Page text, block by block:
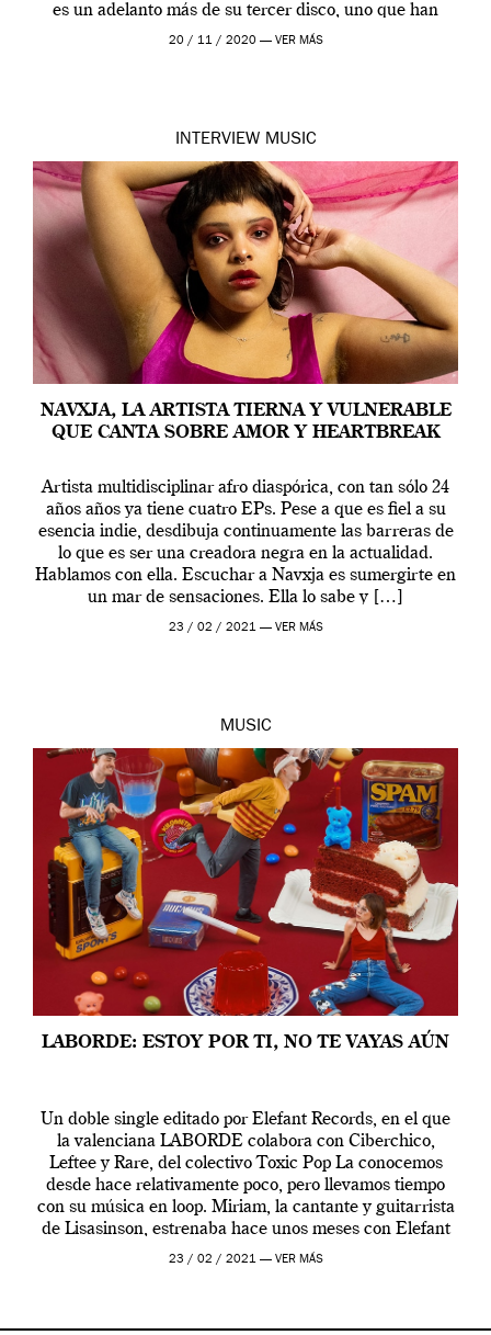
es un adelanto más de su tercer disco, uno que han
decidido mostrarnos […]
20 / 11 / 2020 — VER MÁS
INTERVIEW MUSIC
NAVXJA, LA ARTISTA TIERNA Y VULNERABLE
QUE CANTA SOBRE AMOR Y HEARTBREAK
Artista multidisciplinar afro diaspórica, con tan sólo 24
años años ya tiene cuatro EPs. Pese a que es fiel a su
esencia indie, desdibuja continuamente las barreras de
lo que es ser una creadora negra en la actualidad.
Hablamos con ella. Escuchar a Navxja es sumergirte en
un mar de sensaciones. Ella lo sabe y […]
23 / 02 / 2021 — VER MÁS
MUSIC
LABORDE: ESTOY POR TI, NO TE VAYAS AÚN
Un doble single editado por Elefant Records, en el que
la valenciana LABORDE colabora con Ciberchico,
Leftee y Rare, del colectivo Toxic Pop La conocemos
desde hace relativamente poco, pero llevamos tiempo
con su música en loop. Miriam, la cantante y guitarrista
de Lisasinson, estrenaba hace unos meses con Elefant
su primer single «Llámame», lleno […]
23 / 02 / 2021 — VER MÁS